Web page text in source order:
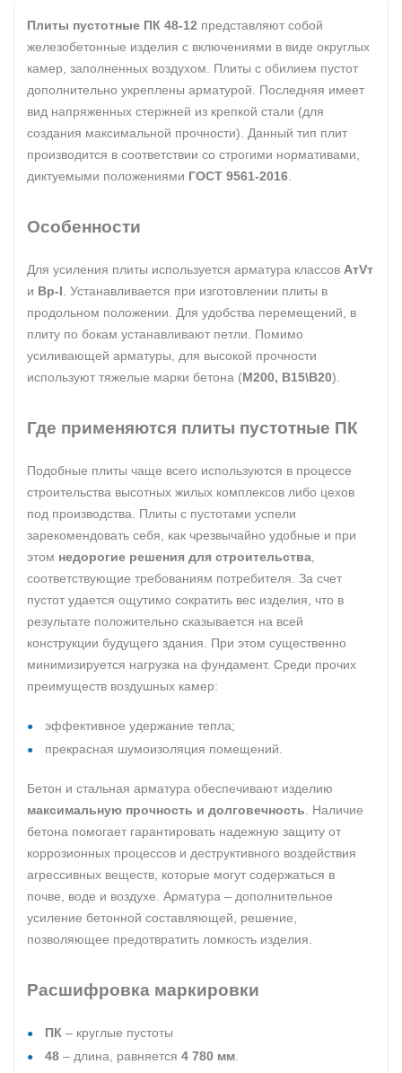
Плиты пустотные ПК 48-12 представляют собой
железобетонные изделия с включениями в виде округлых
камер, заполненных воздухом. Плиты с обилием пустот
дополнительно укреплены арматурой. Последняя имеет
вид напряженных стержней из крепкой стали (для
создания максимальной прочности). Данный тип плит
производится в соответствии со строгими нормативами,
диктуемыми положениями ГОСТ 9561-2016
Особенности
Для усиления плиты используется арматура классов АтVт
и Вр-I . Устанавливается при изготовлении плиты в
продольном положении. Для удобства перемещений, в
плиту по бокам устанавливают петли. Помимо
усиливающей арматуры, для высокой прочности
используют тяжелые марки бетона (М200, В15\В20).
Где применяются плиты пустотные ПК
Подобные плиты чаще всего используются в процессе
строительства высотных жилых комплексов либо цехов
под производства. Плиты с пустотами успели
зарекомендовать себя, как чрезвычайно удобные и при
этом недорогие решения для строительства
соответствующие требованиям потребителя. За счет
пустот удается ощутимо сократить вес изделия, что в
результате положительно сказывается на всей
конструкции будущего здания. При этом существенно
минимизируется нагрузка на фундамент. Среди прочих
преимуществ воздушных камер:
эффективное удержание тепла;
прекрасная шумоизоляция помещений.
Бетон и стальная арматура обеспечивают изделию
максимальную прочность и долговечность . Наличие
бетона помогает гарантировать надежную защиту от
коррозионных процессов и деструктивного воздействия
агрессивных веществ, которые могут содержаться в
почве, воде и воздухе. Арматура – дополнительное
усиление бетонной составляющей, решение,
позволяющее предотвратить ломкость изделия.
Расшифровка маркировки
ПК – круглые пустоты
48 – длина, равняется 4 780 мм